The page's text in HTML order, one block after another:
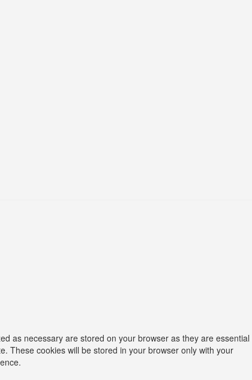
as necessary are stored on your browser as they are essential
These cookies will be stored in your browser only with your